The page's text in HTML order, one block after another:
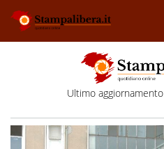
Ultimo aggiornamento